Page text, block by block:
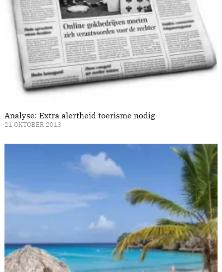
Analyse: Extra alertheid toerisme nodig
21 OKTOBER 2013